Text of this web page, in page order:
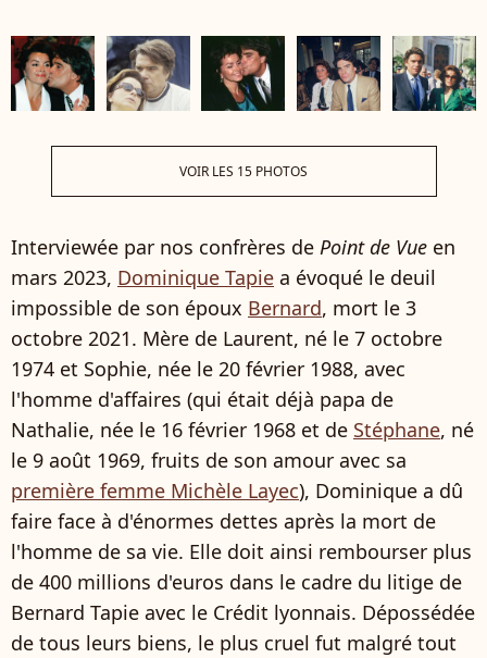
VOIR LES 15 PHOTOS
Interviewée par nos confrères de Point de Vue en
mars 2023, Dominique Tapie a évoqué le deuil
impossible de son époux Bernard, mort le 3
octobre 2021. Mère de Laurent, né le 7 octobre
1974 et Sophie, née le 20 février 1988, avec
l'homme d'affaires (qui était déjà papa de
Nathalie, née le 16 février 1968 et de Stéphane, né
le 9 août 1969, fruits de son amour avec sa
première femme Michèle Layec), Dominique a dû
faire face à d'énormes dettes après la mort de
l'homme de sa vie. Elle doit ainsi rembourser plus
de 400 millions d'euros dans le cadre du litige de
Bernard Tapie avec le Crédit lyonnais. Dépossédée
de tous leurs biens, le plus cruel fut malgré tout